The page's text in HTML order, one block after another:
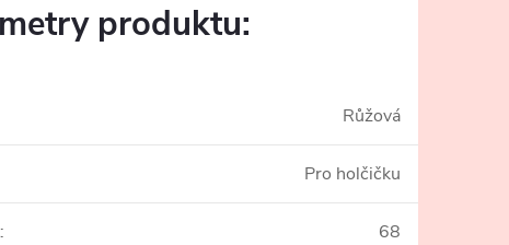
produktu:
Růžová
Pro holčičku
: 68